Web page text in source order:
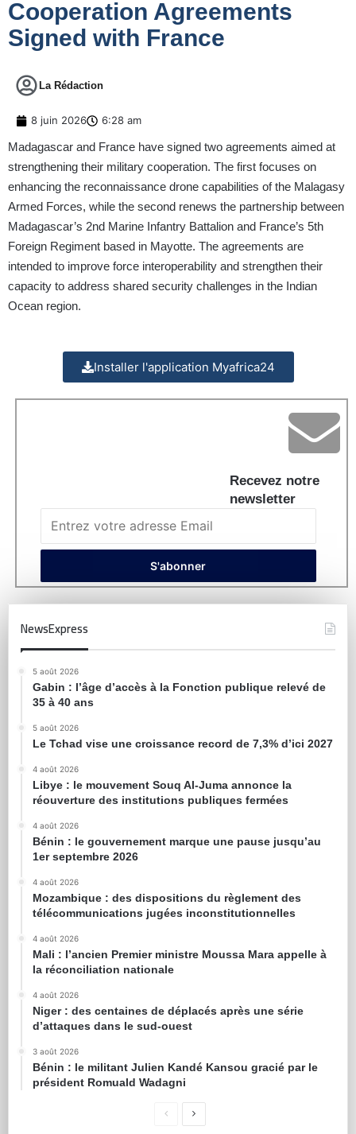
Cooperation Agreements
Signed with France
La Rédaction
8 juin 2026 6:28 am
Madagascar and France have signed two agreements aimed at
strengthening their military cooperation. The first focuses on
enhancing the reconnaissance drone capabilities of the Malagasy
Armed Forces, while the second renews the partnership between
Madagascar’s 2nd Marine Infantry Battalion and France’s 5th
Foreign Regiment based in Mayotte. The agreements are
intended to improve force interoperability and strengthen their
capacity to address shared security challenges in the Indian
Ocean region.
Installer l'application Myafrica24
Recevez notre
newsletter
NewsExpress
5 août 2026
Gabin : l’âge d’accès à la Fonction publique relevé de
35 à 40 ans
5 août 2026
Le Tchad vise une croissance record de 7,3% d’ici 2027
4 août 2026
Libye : le mouvement Souq Al-Juma annonce la
réouverture des institutions publiques fermées
4 août 2026
Bénin : le gouvernement marque une pause jusqu’au
1er septembre 2026
4 août 2026
Mozambique : des dispositions du règlement des
télécommunications jugées inconstitutionnelles
4 août 2026
Mali : l’ancien Premier ministre Moussa Mara appelle à
la réconciliation nationale
4 août 2026
Niger : des centaines de déplacés après une série
d’attaques dans le sud-ouest
3 août 2026
Bénin : le militant Julien Kandé Kansou gracié par le
président Romuald Wadagni